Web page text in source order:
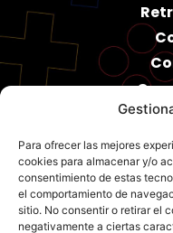
Para ofrecer las mejores
cookies para almacenar y/o
consentimiento de estas
el comportamiento de
sitio. No consentir o retirar el
negativamente a ciertas